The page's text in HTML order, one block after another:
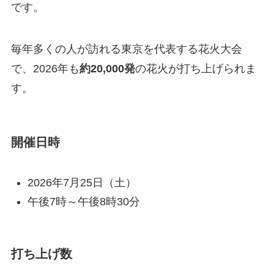
です。
毎年多くの人が訪れる東京を代表する花火大会
で、2026年も約20,000発の花火が打ち上げられま
す。
開催日時
2026年7月25日（土）
午後7時～午後8時30分
打ち上げ数